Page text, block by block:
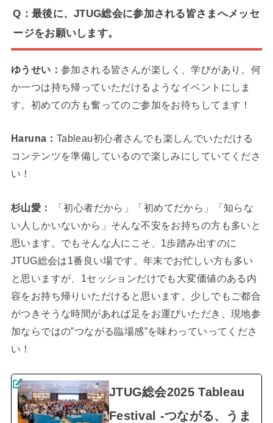
Q：最後に、JTUG総会に参加される皆さまへメッセ
ージをお願いします。
ゆうせい： 参加される皆さんが楽しく、学びがあり、何
か一つは持ち帰っていただけるようなイベントにしま
す。初めての方も奮ってのご参加をお待ちしてます！
Haruna： Tableau初心者さんでも楽しんでいただける
コンテンツを準備しているので楽しみにしていてくださ
い！
杉山愛：
「初心者だから」「初めてだから」「知らな
い人しかいないから」そんな不安をお持ちの方も多いと
思います。でもそんな人にこそ、1歩踏み出すのに
JTUG総会は1番良い場です。年末でお忙しい方も多い
と思いますが、1セッションだけでも大変価値のある内
容をお持ち帰りいただけると思います。少しでもご都合
がつきそうな時間があれば足をお運びいただき、現地参
加ならではの”つながる臨場感”を味わっていってくださ
い！
JTUG総会2025 Tableau
Festival -つながる、うま